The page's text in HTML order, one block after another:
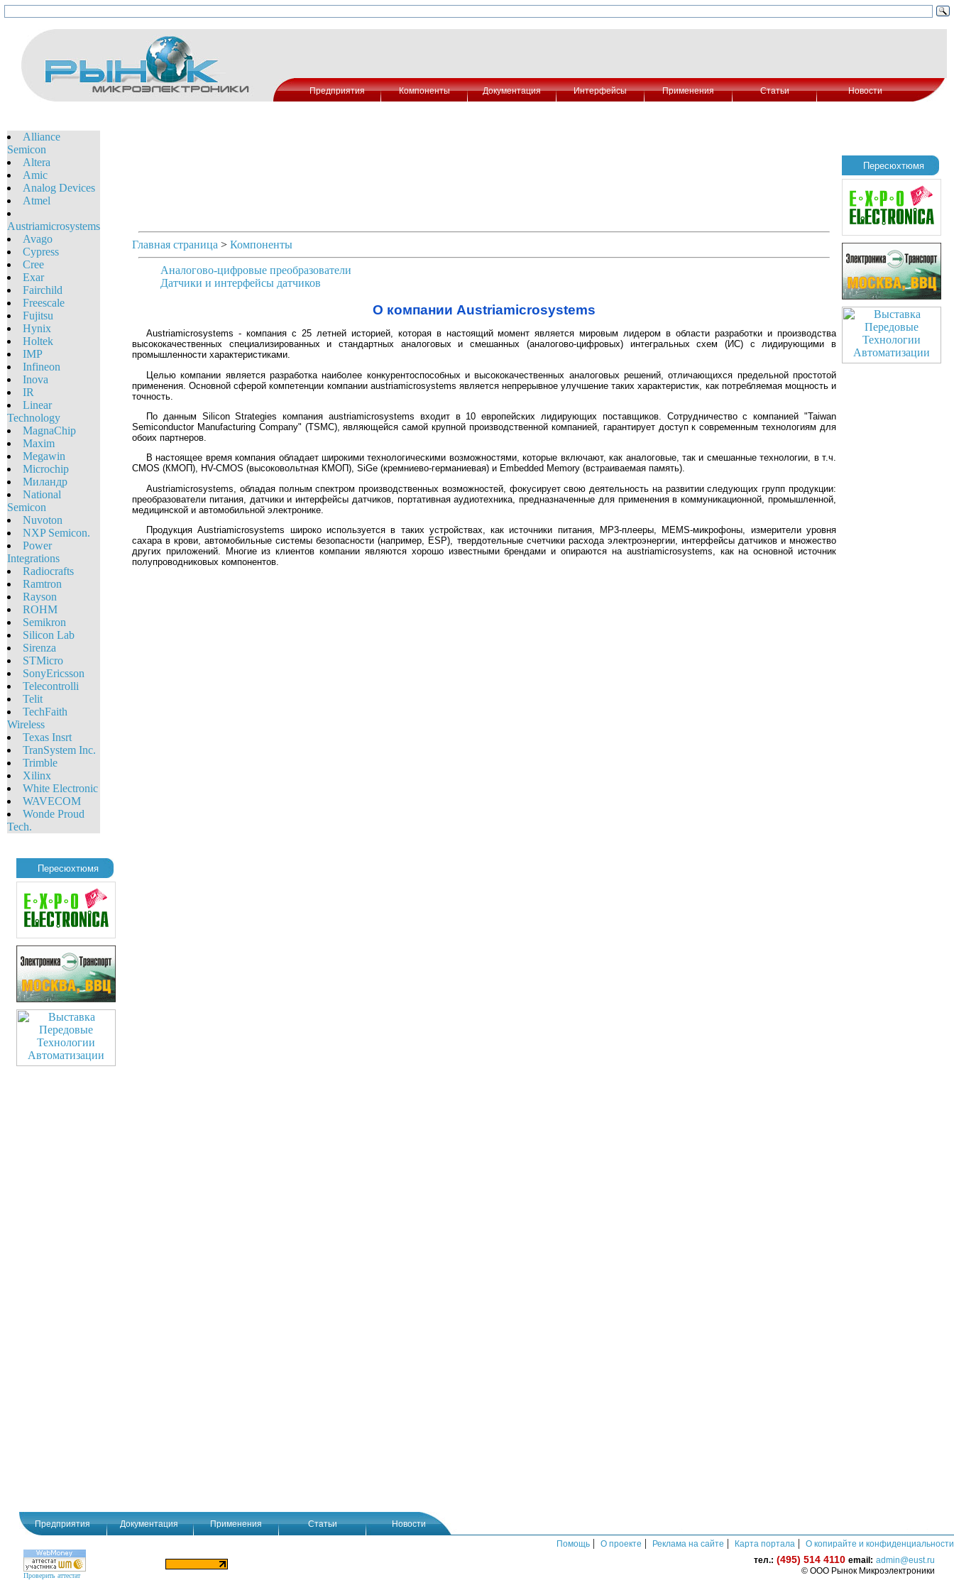
Предприятия Компоненты Документация Интерфейсы Применения Статьи Новости
Alliance
Semicon
Altera
Amic
Analog Devices
Atmel
Austriamicrosystems
Avago
Cypress
Cree
Exar
Fairchild
Freescale
Fujitsu
Hynix
Holtek
IMP
Infineon
Inova
IR
Linear
Technology
MagnaChip
Maxim
Megawin
Microchip
Миландр
National
Semicon
Nuvoton
NXP Semicon.
Power
Integrations
Radiocrafts
Ramtron
Rayson
ROHM
Semikron
Silicon Lab
Sirenza
STMicro
SonyEricsson
Telecontrolli
Telit
TechFaith
Wireless
Texas Insrt
TranSystem Inc.
Trimble
Xilinx
White Eleсtronic
WAVECOM
Wonde Proud
Tech.
Пересюхтюмя
Главная страница > Компоненты
Пересюхтюмя
Аналогово-цифровые преобразователи
Датчики и интерфейсы датчиков
О компании Austriamicrosystems
Austriamicrosystems - компания с 25 летней историей, которая в настоящий момент является мировым лидером в области разработки и производства
высококачественных специализированных и стандартных аналоговых и смешанных (аналогово-цифровых) интегральных схем (ИС) с лидирующими в
промышленности характеристиками.
Целью компании является разработка наиболее конкурентоспособных и высококачественных аналоговых решений, отличающихся предельной простотой
применения. Основной сферой компетенции компании austriamicrosystems является непрерывное улучшение таких характеристик, как потребляемая мощность и
точность.
По данным Silicon Strategies компания austriamicrosystems входит в 10 европейских лидирующих поставщиков. Сотрудничество с компанией "Taiwan
Semiconductor Manufacturing Company" (TSMC), являющейся самой крупной производственной компанией, гарантирует доступ к современным технологиям для
обоих партнеров.
В настоящее время компания обладает широкими технологическими возможностями, которые включают, как аналоговые, так и смешанные технологии, в т.ч.
CMOS (КМОП), HV-CMOS (высоковольтная КМОП), SiGe (кремниево-германиевая) и Embedded Memory (встраиваемая память).
Austriamicrosystems, обладая полным спектром производственных возможностей, фокусирует свою деятельность на развитии следующих групп продукции:
преобразователи питания, датчики и интерфейсы датчиков, портативная аудиотехника, предназначенные для применения в коммуникационной, промышленной,
медицинской и автомобильной электронике.
Продукция Austriamicrosystems широко используется в таких устройствах, как источники питания, MP3-плееры, MEMS-микрофоны, измерители уровня
сахара в крови, автомобильные системы безопасности (например, ESP), твердотельные счетчики расхода электроэнергии, интерфейсы датчиков и множество
других приложений. Многие из клиентов компании являются хорошо известными брендами и опираются на austriamicrosystems, как на основной источник
полупроводниковых компонентов.
Предприятия Документация Применения Статьи
Новости
Помощь | О проекте | Реклама на сайте | Карта портала | О копирайте и конфиденциальности
Проверить аттестат
тел.: (495) 514 4110 email: admin@eust.ru
© ООО Рынок Микроэлектроники